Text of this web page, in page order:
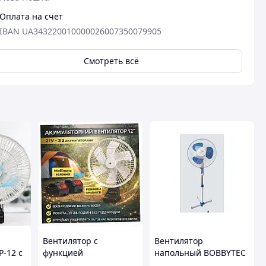
Оплата на счет
IBAN UA343220010000026007350079905
Смотреть всё
12 с
Вентилятор с
функцией
Вентилятор
напольный BOBBYTEC